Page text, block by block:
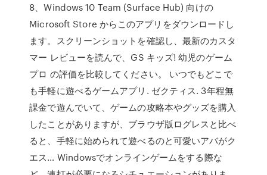
8、Windows 10 Team (Surface Hub) 向けの
Microsoft Store からこのアプリをダウンロードし
ます。スクリーンショットを確認し、最新のカスタ
マー レビューを読んで、GS キッズ! 幼児のゲーム
プロ の評価を比較してください。 いつでもどこで
も手軽に遊べるゲームアプリ. ゼクティス. 3年程無
課金で遊んでいて、ゲームの攻略本やグッズを購入
したことがありますが、ブラウザ版ログレスと比べ
ると、手軽に始められて遊べるのと可愛いアバがク
エス… Windowsでオンラインゲームをする際な